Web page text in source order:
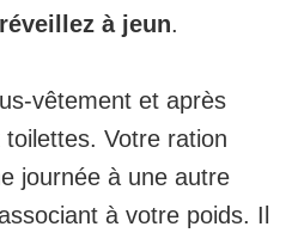
à jeun.
vêtement et après
Votre ration
journée à une autre
à votre poids. Il